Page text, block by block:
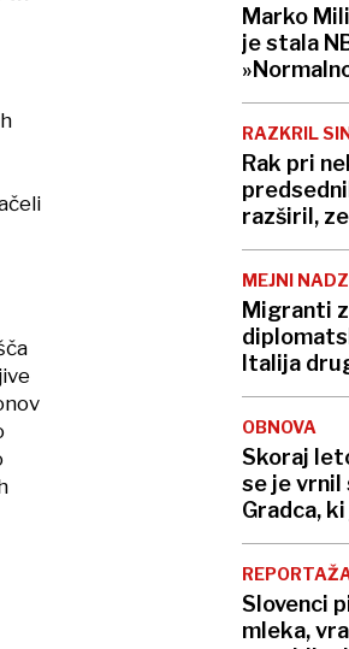
Marko
je stala
RAZKRIL
Rak pri
razširil,
MEJNI
Migranti
Italija
meje
OBNOVA
Skoraj
se je vrnil
Gradca,
Slovenci
mleka,